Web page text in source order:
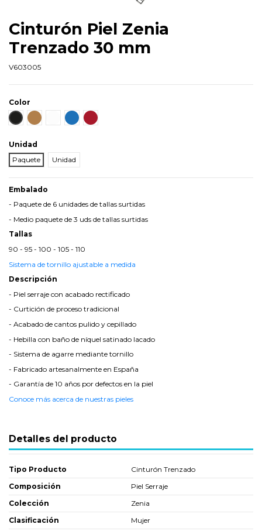
Cinturón Piel Zenia
Trenzado 30 mm
V603005
Color
Negro
Cuero Blanco Azul Burdeos
Unidad
Paquete
Unidad
Embalado
- Paquete de 6 unidades de tallas surtidas
- Medio paquete de 3 uds de tallas surtidas
Tallas
90 - 95 - 100 - 105 - 110
Sistema de tornillo ajustable a medida
Descripción
- Piel serraje con acabado rectificado
- Curtición de proceso tradicional
- Acabado de cantos pulido y cepillado
- Hebilla con baño de níquel satinado lacado
- Sistema de agarre mediante tornillo
- Fabricado artesanalmente en España
- Garantía de 10 años por defectos en la piel
Conoce más acerca de nuestras pieles
Detalles del producto
Tipo Producto
Cinturón Trenzado
Composición
Piel Serraje
Colección
Zenia
Clasificación
Mujer